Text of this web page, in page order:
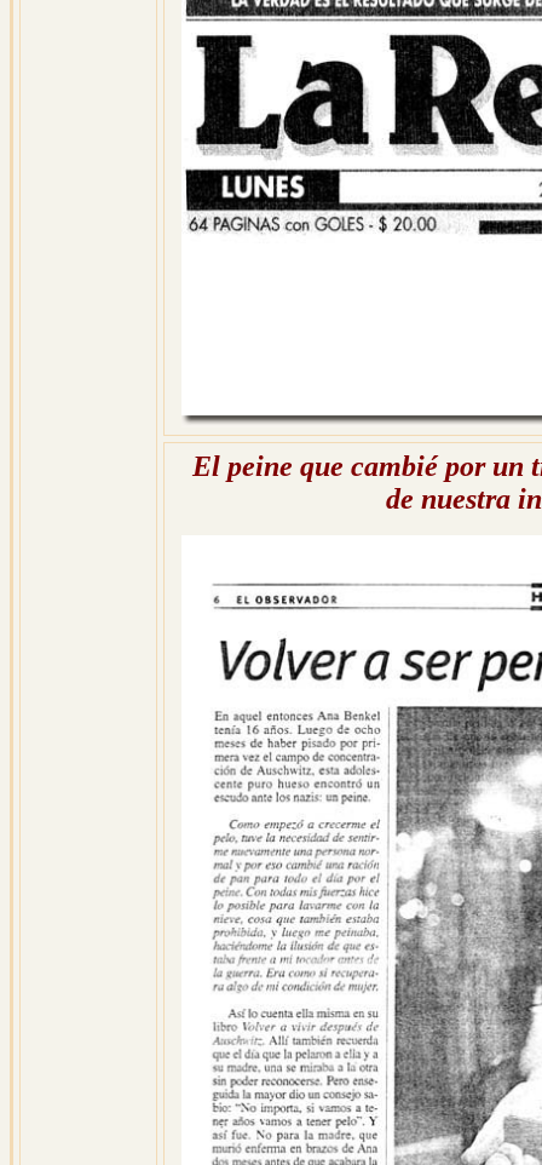
El peine que cambié por un
de nuestra